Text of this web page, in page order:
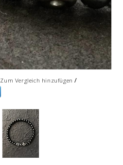
Zum Vergleich hinzufügen /